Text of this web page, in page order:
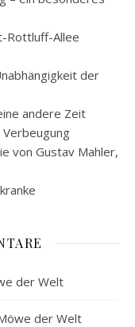
Rottluff-Allee
der
andere Zeit
Verbeugung
von Gustav Mahler,
der Welt
der Welt